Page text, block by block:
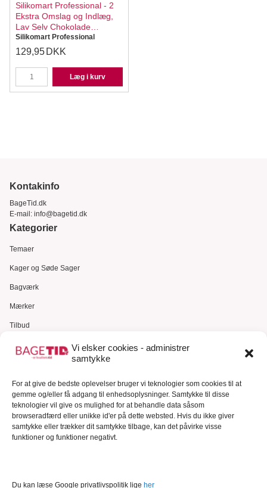
Vi elsker cookies - administrer
samtykke
For at give de bedste oplevelser bruger vi teknologier som cookies til at
gemme og/eller få adgang til enhedsoplysninger. Samtykke til disse
teknologier vil give os mulighed for at behandle data såsom
browseradfærd eller unikke id'er på dette websted. Hvis du ikke giver
samtykke eller trækker dit samtykke tilbage, kan det påvirke visse
funktioner og funktioner negativt.
Du kan læse Google privatlivspolitik lige her
Silikomart Professional - 2
Ekstra Omslag og Indlæg,
Lav Selv Chokolade
Julekalender
Silikomart Professional
129,95 DKK
Læg i kurv
Kontakinfo
BageTid.dk
E-mail: info@bagetid.dk
Kategorier
Temaer
Kager og Søde Sager
Bagværk
Mærker
Tilbud
Gavekort
Kundeservice
Kundeservice
FAQ – Ofte stillede spørgsmål
Om Bagetid.dk
Se Fødevarestyrelsens smiley-rapporter